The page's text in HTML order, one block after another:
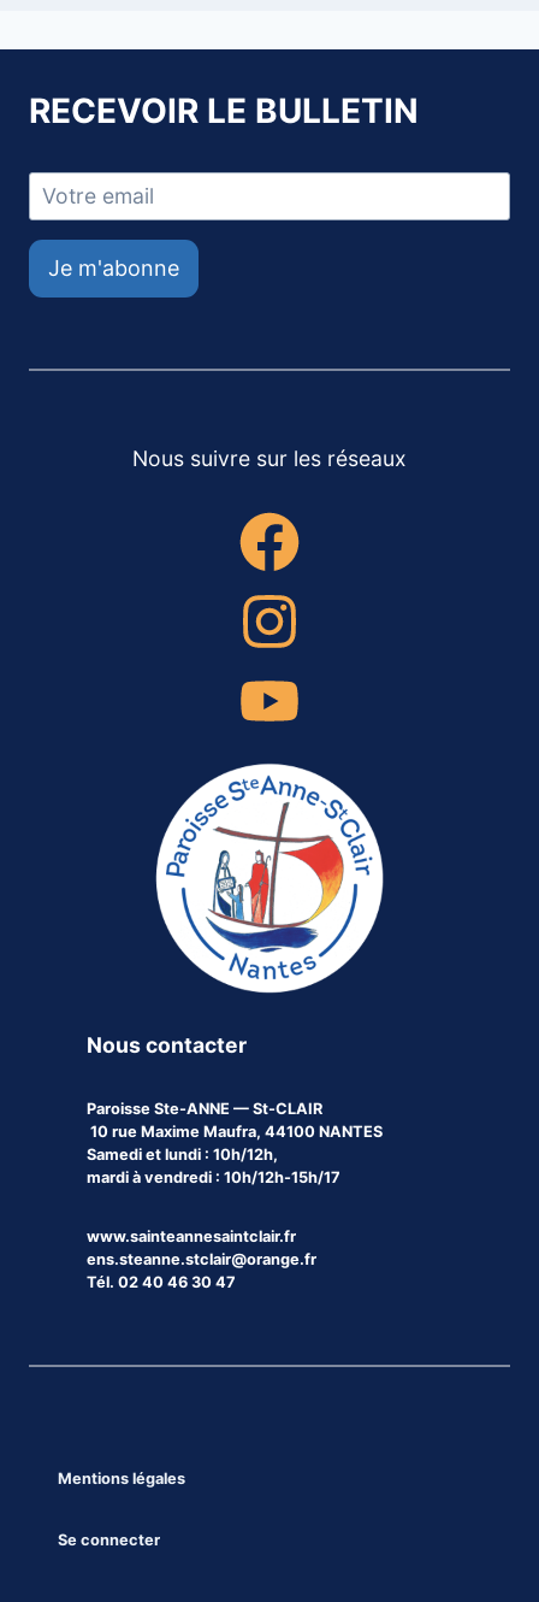
RECEVOIR LE BULLETIN
Je m'abonne
Nous suivre sur les réseaux
Nous contacter
Paroisse Ste-ANNE — St-CLAIR
10 rue Maxime Maufra, 44100 NANTES
Samedi et lundi : 10h/12h,
mardi à vendredi : 10h/12h-15h/17
www.sainteannesaintclair.fr
ens.steanne.stclair@orange.fr
Tél. 02 40 46 30 47
Mentions légales
Se connecter